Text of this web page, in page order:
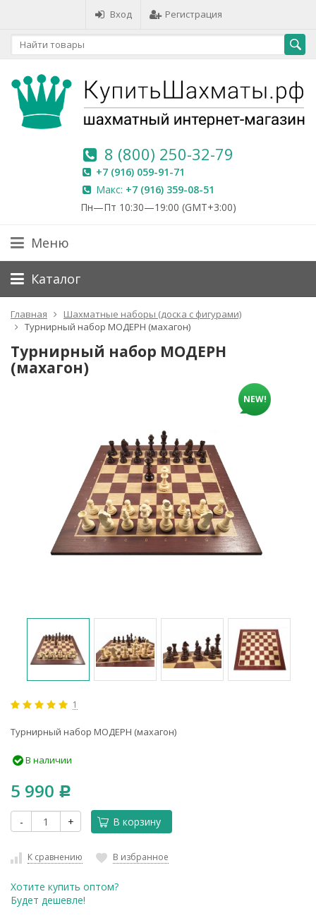
Вход Регистрация
8 (800) 250-32-79
+7 (916) 059-91-71
Макс: +7 (916) 359-08-51
Пн—Пт 10:30—19:00 (GMT+3:00)
Меню
Каталог
Главная
Шахматные наборы (доска с фигурами)
Турнирный набор МОДЕРН (махагон)
Турнирный набор МОДЕРН
(махагон)
NEW!
1
Турнирный набор МОДЕРН (махагон)
В наличии
5 990 Р
- + В корзину
К сравнению В избранное
Хотите купить оптом?
Будет дешевле!